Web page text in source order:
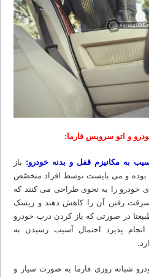
و اتو سرویس فارما:
به مکانیزم قفل و بدنه خودرو: باز
و می بایست توسط افراد متخصّص
خودرو را به نحوی طراحی می کنند که
سرقت رفتن آن را کاهش دهند و ریسک
در صورتی که باز کردن درب خودرو
پذیرد احتمال آسیب رسیدن به
شبانه روزی فارما به صورت سیار و